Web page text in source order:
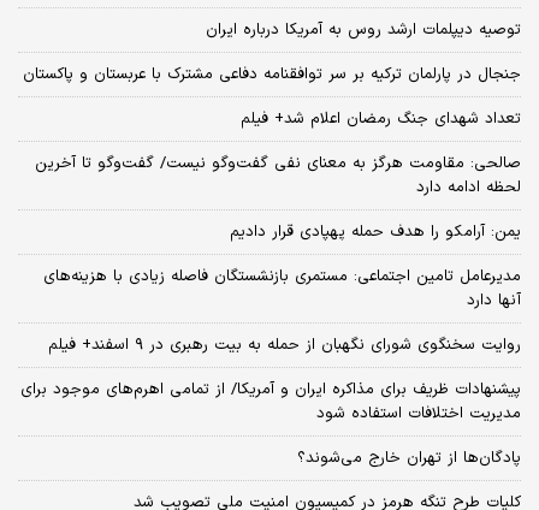
توصیه دیپلمات ارشد روس به آمریکا درباره ایران
جنجال در پارلمان ترکیه بر سر توافقنامه دفاعی مشترک با عربستان و پاکستان
تعداد شهدای جنگ رمضان اعلام شد+ فیلم
صالحی: مقاومت هرگز به معنای نفی گفت‌وگو نیست/ گفت‌وگو تا آخرین
لحظه ادامه دارد
یمن: آرامکو را هدف حمله پهپادی قرار دادیم
مدیرعامل تامین اجتماعی: مستمری بازنشستگان فاصله زیادی با هزینه‌های
آنها دارد
روایت سخنگوی شورای نگهبان از حمله به بیت رهبری در ۹ اسفند+ فیلم
پیشنهادات ظریف برای مذاکره ایران و آمریکا/ از تمامی اهرم‌های موجود برای
مدیریت اختلافات استفاده شود
پادگان‌ها از تهران خارج می‌شوند؟
کلیات طرح تنگه هرمز در کمیسیون امنیت ملی تصویب شد